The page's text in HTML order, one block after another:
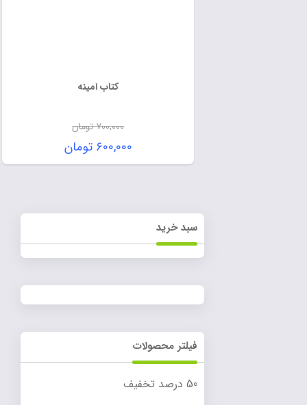
کتاب امینه
۷۰۰,۰۰۰تومان
۶۰۰,۰۰۰تومان
سبد خرید
فیلتر محصولات
50 درصد تخفیف